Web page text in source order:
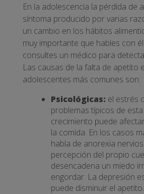
En la adolescencia la pérdida de
síntoma producido por varias
un cambio en los hábitos
muy importante que hables con
consultes un médico para
Las causas de la falta de apetito
adolescentes más comunes son:
Psicológicas: el estrés
problemas típicos de
crecimiento puede
la comida. En los casos
habla de anorexia
percepción del propio
desencadena un miedo
engordar. La depresión
puede disminuir el apetito.